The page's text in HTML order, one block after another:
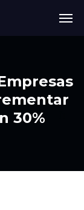
30%